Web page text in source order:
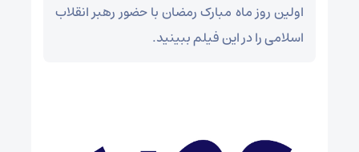
اولین روز ماه مبارک رمضان با حضور رهبر انقلاب
اسلامی را در این فیلم ببینید.